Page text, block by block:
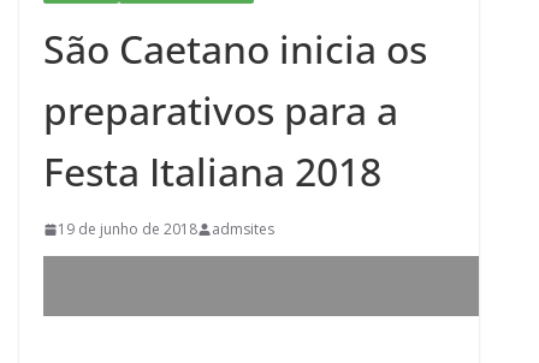
São Caetano inicia os
preparativos para a
Festa Italiana 2018
19 de junho de 2018 admsites